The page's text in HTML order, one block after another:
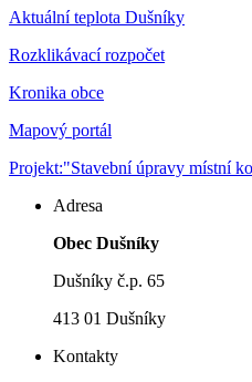
Aktuální teplota Dušníky
Rozklikávací rozpočet
Kronika obce
Mapový portál
Projekt:"Stavební úpravy místní
Adresa
Obec Dušníky
Dušníky č.p. 65
413 01 Dušníky
Kontakty